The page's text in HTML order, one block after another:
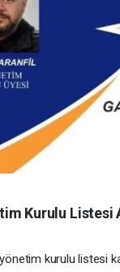
Kurulu Listesi
kurulu listesi